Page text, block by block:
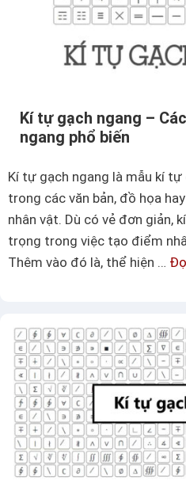
Kí tự gạch ngang –
ngang phổ biến
Kí tự gạch ngang là mẫu kí
trong các văn bản, đồ họa
nhân vật. Dù có vẻ đơn giản,
trọng trong việc tạo điểm
Thêm vào đó là, thể hiện …